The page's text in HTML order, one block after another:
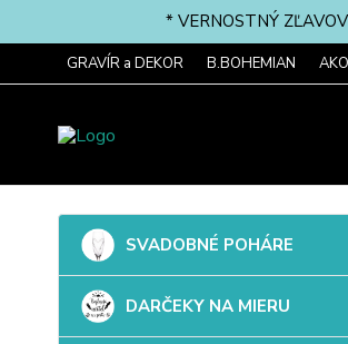
* VERNOSTNÝ
GRAVÍR a DEKOR B.BOHEMIAN
SVADOBNÉ POHÁRE
DARČEKY NA MIERU